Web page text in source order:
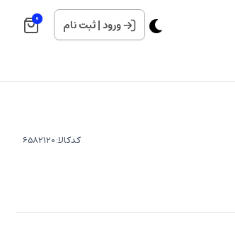
ورود|ثبت نام 0
کدکالا: